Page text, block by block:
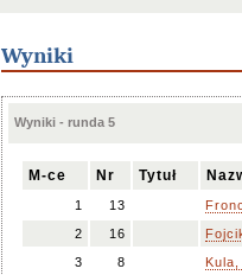
Wyniki
Wyniki - runda 5
M-ce Nr Tytuł
1 13
2
16
3
8